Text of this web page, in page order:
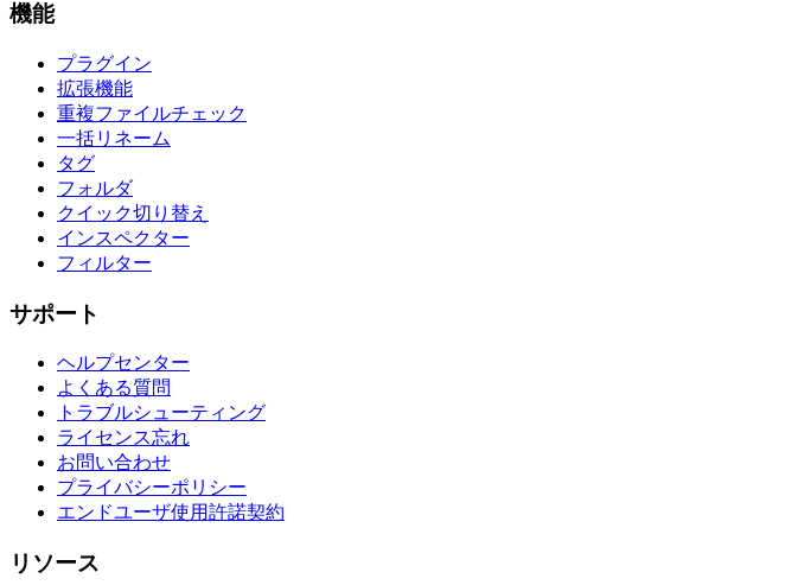
機能
プラグイン
拡張機能
重複ファイルチェック
一括リネーム
タグ
フォルダ
クイック切り替え
インスペクター
フィルター
サポート
ヘルプセンター
よくある質問
トラブルシューティング
ライセンス忘れ
お問い合わせ
プライバシーポリシー
エンドユーザ使用許諾契約
リソース